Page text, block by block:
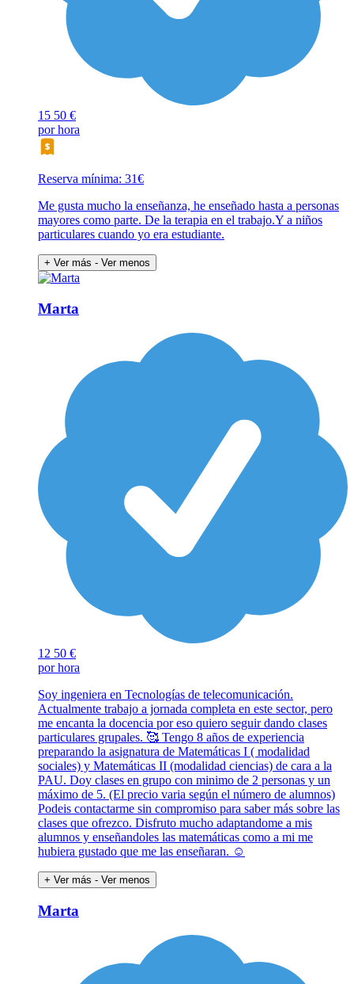
15 50 €
por hora
Reserva mínima: 31€
Me gusta mucho la enseñanza, he enseñado hasta a personas
mayores como parte. De la terapia en el trabajo.Y a niños
particulares cuando yo era estudiante.
+ Ver más - Ver menos
Marta
12 50 €
por hora
Soy ingeniera en Tecnologías de telecomunicación.
Actualmente trabajo a jornada completa en este sector, pero
me encanta la docencia por eso quiero seguir dando clases
particulares grupales. 🥰 Tengo 8 años de experiencia
preparando la asignatura de Matemáticas I ( modalidad
sociales) y Matemáticas II (modalidad ciencias) de cara a la
PAU. Doy clases en grupo con minimo de 2 personas y un
máximo de 5. (El precio varia según el número de alumnos)
Podeis contactarme sin compromiso para saber más sobre las
clases que ofrezco. Disfruto mucho adaptandome a mis
alumnos y enseñandoles las matemáticas como a mi me
hubiera gustado que me las enseñaran. ☺️
+ Ver más - Ver menos
Marta